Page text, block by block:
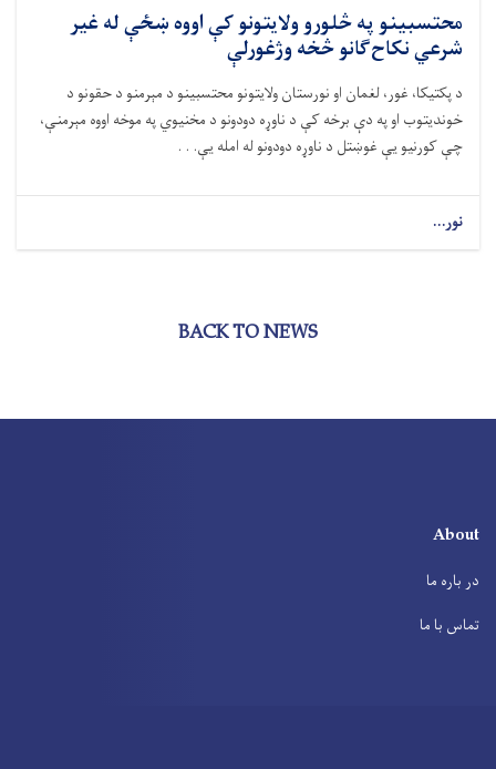
محتسبینو په څلورو ولایتونو کې اووه ښځې له غیر
شرعي نکاح‌ګانو څخه وژغورلې
د پکتیکا، غور، لغمان او نورستان ولایتونو محتسبینو د مېرمنو د حقونو د
خوندیتوب او په دې برخه کې د ناوړه دودونو د مخنیوي په موخه اووه مېرمنې،
چې کورنیو یې غوښتل د ناوړه دودونو له امله یې. . .
نور...
BACK TO NEWS
About
در باره ما
تماس با ما